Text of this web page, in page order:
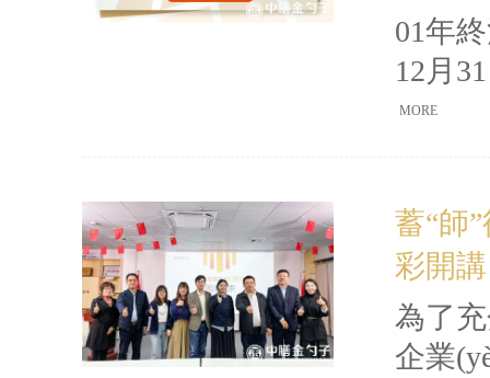
風
01年
12月
中最
職工
行
際，
MORE
蓄“師”
彩開講
為了
企業